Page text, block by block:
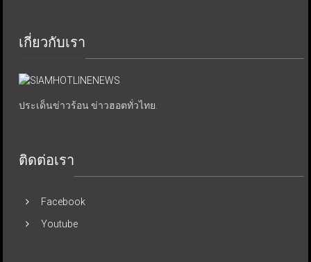
เกี่ยวกับเรา
ประเด็นข่าวร้อน ข่าวฮอตทั่วไทย.
ติดต่อเรา
Facebook
Youtube